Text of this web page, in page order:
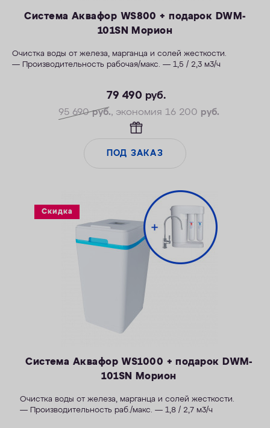
Система Аквафор WS800 + подарок DWM-
101SN Морион
Очистка воды от железа, марганца и солей жесткости.
— Производительность рабочая/макс. — 1,5 / 2,3 м3/ч
— Максимальная удаляемая концентрация железа — 12 мг/л
— Максимальная удаляемая концентрация растворенного
марганца — 5 мг/л
— Объем воды/соли на регенерацию от 66 литров / 1,0 кг
— Размеры 404 х 485 х 706 мм
79 490 руб.
95 690руб., экономия 16 200 руб.
ПОД ЗАКАЗ
Скидка
Система Аквафор WS1000 + подарок DWM-
101SN Морион
Очистка воды от железа, марганца и солей жесткости.
— Производительность раб./макс. — 1,8 / 2,7 м3/ч